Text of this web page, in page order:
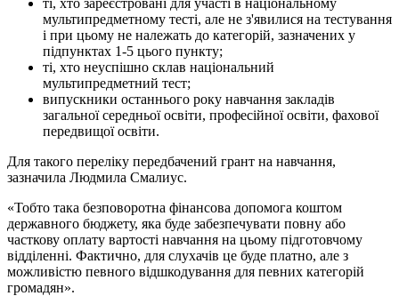
мультипредметному тесті, але не з'явилися на тестування
і при цьому не належать до категорій, зазначених у
підпунктах 1-5 цього пункту;
ті, хто неуспішно склав національний
мультипредметний тест;
випускники останнього року навчання закладів
загальної середньої освіти, професійної освіти, фахової
передвищої освіти.
Для такого переліку передбачений грант на навчання,
зазначила Людмила Смалиус.
«Тобто така безповоротна фінансова допомога коштом
державного бюджету, яка буде забезпечувати повну або
часткову оплату вартості навчання на цьому підготовчому
відділенні. Фактично, для слухачів це буде платно, але з
можливістю певного відшкодування для певних категорій
громадян».